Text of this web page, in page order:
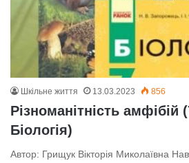
Шкільне життя 13.03.2023 856
Різноманітність амфібій
Біологія)
Автор: Грищук Вікторія Миколаївна